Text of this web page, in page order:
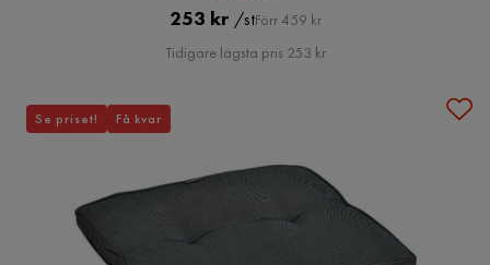
Pris
253 kr /stOriginal
Pris
Förr 459 kr
Tidigare lägsta pris 253 kr
Se priset! Få kvar